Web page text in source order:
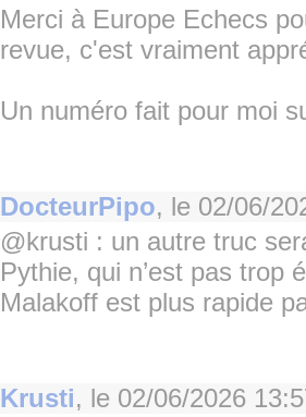
Merci à Europe Echecs
revue, c'est vraiment
Un numéro fait pour moi
DocteurPipo, le 02/06/
@krusti : un autre truc
Pythie, qui n’est pas trop
Malakoff est plus rapide
Krusti, le 02/06/2026